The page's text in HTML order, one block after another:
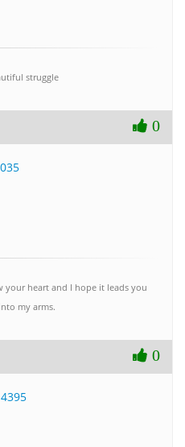
struggle
0
your heart and I hope it leads you
my arms.
0
4395